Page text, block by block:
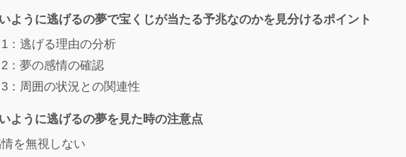
ように逃げるの夢で宝くじが当たる予兆なのかを見分けるポイント
：逃げる理由の分析
：夢の感情の確認
：周囲の状況との関連性
ように逃げるの夢を見た時の注意点
を無視しない